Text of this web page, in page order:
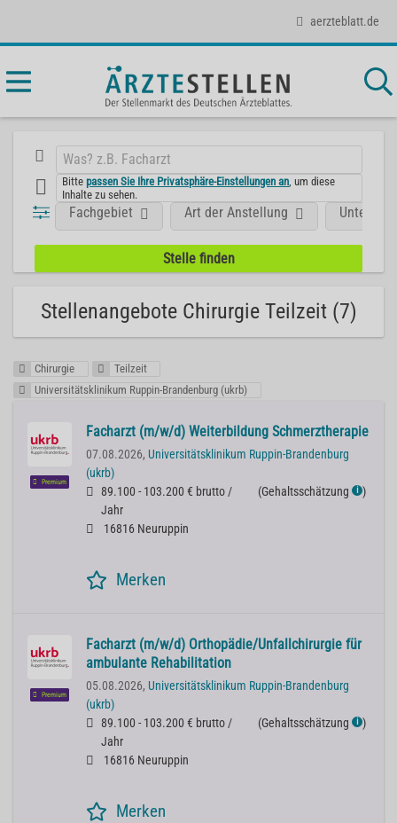
aerzteblatt.de
Bittepassen Sie Ihre Privatsphäre-Einstellungen an , um diese
Inhalte zu sehen.
Fachgebiet Art der Anstellung
Stellenangebote Chirurgie Teilzeit (7)
Chirurgie
Teilzeit
Universitätsklinikum Ruppin-Brandenburg (ukrb)
Premium
Facharzt (m/w/d) Weiterbildung Schmerztherapie
07.08.2026, Universitätsklinikum Ruppin-Brandenburg
(ukrb)
89.100 - 103.200 € brutto /
Jahr
(Gehaltsschätzung ℹ )
16816 Neuruppin
Merken
Premium
Facharzt (m/w/d) Orthopädie/Unfallchirurgie für
ambulante Rehabilitation
05.08.2026, Universitätsklinikum Ruppin-Brandenburg
(ukrb)
89.100 - 103.200 € brutto /
Jahr
(Gehaltsschätzung ℹ )
16816 Neuruppin
Merken